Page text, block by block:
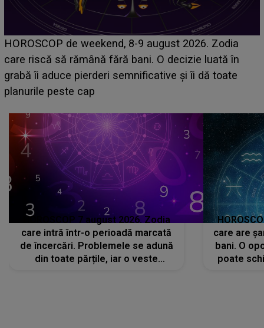
Emanuel a ținut ACEST DETALIU ASCUNS până
acum! În fața Alexandrei, concurentul din Casa Iubirii
face o MĂRTURISIRE NEAȘTEPTATĂ despre mama
sa: "I-am spus și ei în față, eu nu te iubesc pentru
HOROSCOP 7 august 2026. Zodia
care intră într-o perioadă marcată
de încercări. Problemele se adună
din toate părțile, iar o veste
care are
bani. O
poate